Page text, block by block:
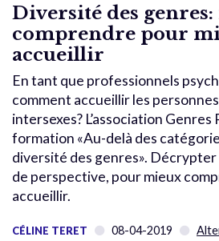
Diversité des
comprendre pour
accueillir
En tant que professionnels
comment accueillir les
intersexes? L’association
formation «Au-delà des
diversité des genres».
de perspective, pour mieux
accueillir.
CÉLINE TERET 08-04-2019